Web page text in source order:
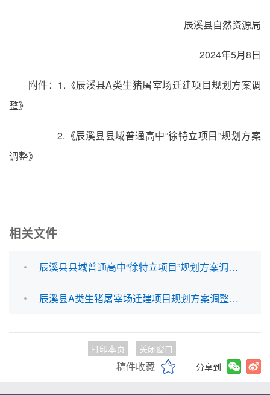
辰溪县自然资源局
2024年5月8日
附件：1.《辰溪县A类生猪屠宰场迁建项目规划方案调
整》
2.《辰溪县县域普通高中“徐特立项目”规划方案
调整》
相关文件
辰溪县县域普通高中“徐特立项目”规划方案调整.pdf
辰溪县A类生猪屠宰场迁建项目规划方案调整.pdf
打印本页 关闭窗口
稿件收藏 分享到